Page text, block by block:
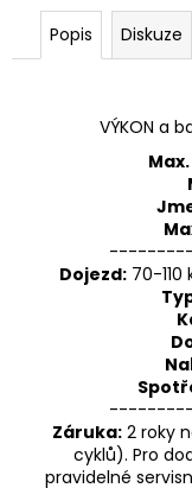
Popis Diskuze
VÝKON a
Dojezd: 70-
Záruka:2 roky
cyklů). Pro
pravidelné
MOTOCYKL
VMOTO
116